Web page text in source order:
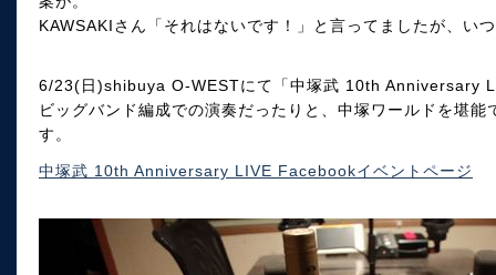
KAWSAKIさん「それはないです！」と言ってましたが、い
6/23(日)shibuya O-WESTにて「中塚武 10th Anniversary
ビッグバンド編成での演奏だったりと、中塚ワールドを堪
す。
中塚武 10th Anniversary LIVE Facebookイベントページ